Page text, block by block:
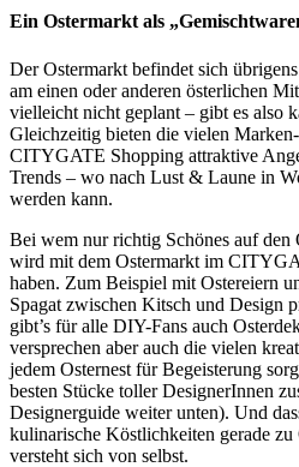
Ein Ostermarkt als
Der Ostermarkt befindet sich
am einen oder anderen österlichen
vielleicht nicht geplant – gibt es also
Gleichzeitig bieten die vielen
CITYGATE Shopping attraktive
Trends – wo nach Lust & Laune in
werden kann.
Bei wem nur richtig Schönes auf den
wird mit dem Ostermarkt im
haben. Zum Beispiel mit Ostereiern
Spagat zwischen Kitsch und Design
gibt’s für alle DIY-Fans auch
versprechen aber auch die vielen
jedem Osternest für Begeisterung
besten Stücke toller DesignerInnen
Designerguide weiter unten). Und
kulinarische Köstlichkeiten gerade
versteht sich von selbst.